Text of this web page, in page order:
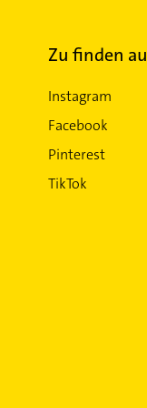
Zu finden
Instagram
Facebook
Pinterest
TikTok